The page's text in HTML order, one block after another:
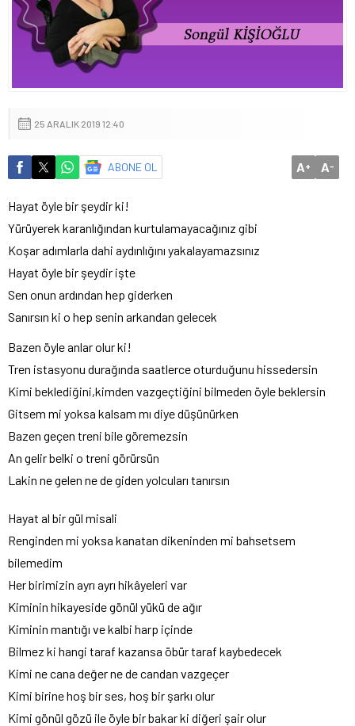
25 ARALIK 2019 12:40
ABONE OL A+ A-
Hayat öyle bir şeydir ki!
Yürüyerek karanlığından kurtulamayacağınız gibi
Koşar adımlarla dahi aydınlığını yakalayamazsınız
Hayat öyle bir şeydir işte
Sen onun ardından hep giderken
Sanırsın ki o hep senin arkandan gelecek
Bazen öyle anlar olur ki!
Tren istasyonu durağında saatlerce oturduğunu hissedersin
Kimi beklediğini,kimden vazgeçtiğini bilmeden öyle beklersin
Gitsem mi yoksa kalsam mı diye düşünürken
Bazen geçen treni bile göremezsin
An gelir belki o treni görürsün
Lakin ne gelen ne de giden yolcuları tanırsın
Hayat al bir gül misali
Renginden mi yoksa kanatan dikeninden mi bahsetsem
bilemedim
Her birimizin ayrı ayrı hikâyeleri var
Kiminin hikayeside gönül yükü de ağır
Kiminin mantığı ve kalbi harp içinde
Bilmez ki hangi taraf kazansa öbür taraf kaybedecek
Kimi ne cana değer ne de candan vazgeçer
Kimi birine hoş bir ses, hoş bir şarkı olur
Kimi gönül gözü ile öyle bir bakar ki diğeri şair olur